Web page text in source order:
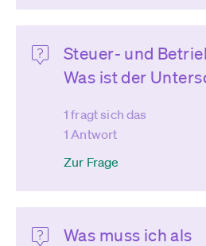
Steuer- und
Was ist der
1 fragt sich das
1 Antwort
Zur Frage
Was muss ich als